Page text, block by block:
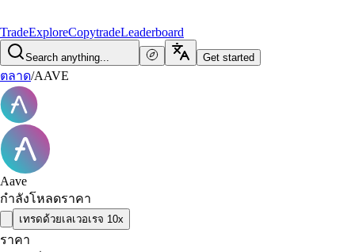
TradeExploreCopytradeLeaderboard
Search anything... Get started
ตลาด/AAVE
Aave
กำลังโหลดราคา
เทรดด้วยเลเวอเรจ 10x
ราคา